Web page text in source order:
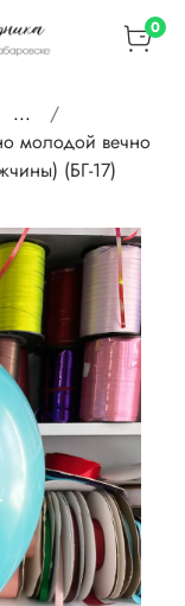
0
...
молодой вечно
(БГ-17)